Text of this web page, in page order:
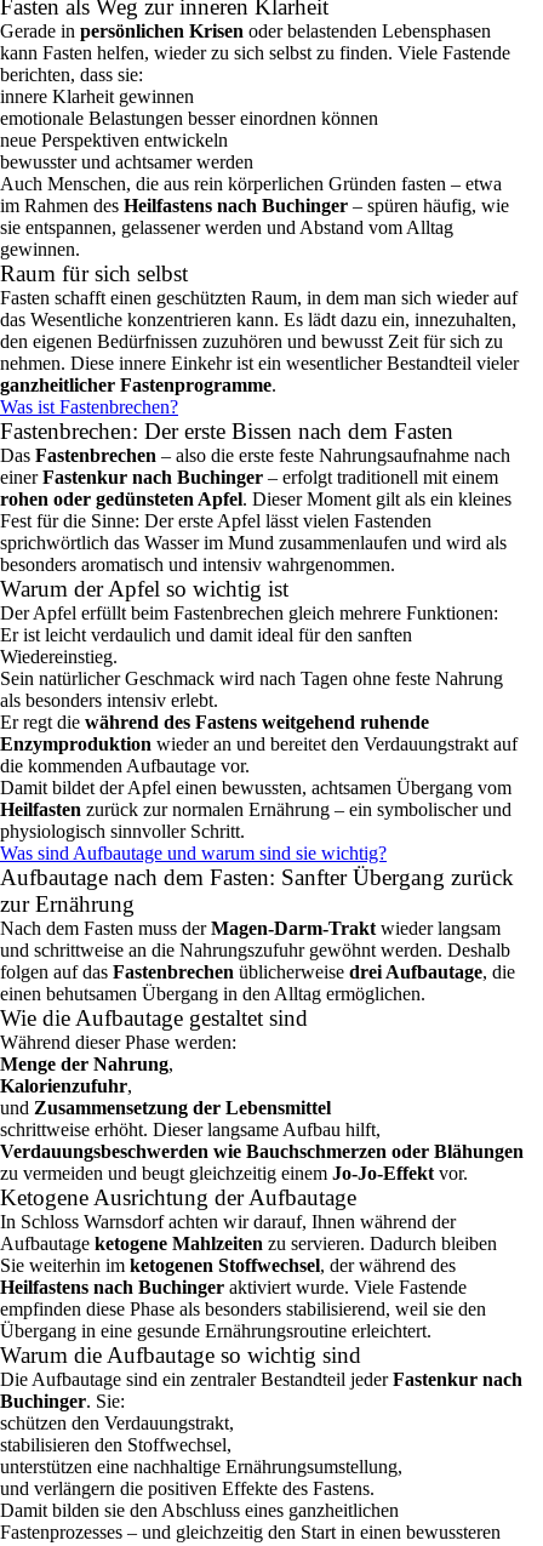
Fasten als Weg zur inneren Klarheit
Gerade in persönlichen Krisen oder belastenden Lebensphasen
kann Fasten helfen, wieder zu sich selbst zu finden. Viele Fastende
berichten, dass sie:
innere Klarheit gewinnen
emotionale Belastungen besser einordnen können
neue Perspektiven entwickeln
bewusster und achtsamer werden
Auch Menschen, die aus rein körperlichen Gründen fasten – etwa
im Rahmen des Heilfastens nach Buchinger – spüren häufig, wie
sie entspannen, gelassener werden und Abstand vom Alltag
gewinnen.
Raum für sich selbst
Fasten schafft einen geschützten Raum, in dem man sich wieder auf
das Wesentliche konzentrieren kann. Es lädt dazu ein, innezuhalten,
den eigenen Bedürfnissen zuzuhören und bewusst Zeit für sich zu
nehmen. Diese innere Einkehr ist ein wesentlicher Bestandteil vieler
ganzheitlicher Fastenprogramme.
Was ist Fastenbrechen?
Fastenbrechen: Der erste Bissen nach dem Fasten
Das Fastenbrechen – also die erste feste Nahrungsaufnahme nach
einerFastenkur nach Buchinger – erfolgt traditionell mit einem
rohen oder gedünsteten Apfel. Dieser Moment gilt als ein kleines
Fest für die Sinne: Der erste Apfel lässt vielen Fastenden
sprichwörtlich das Wasser im Mund zusammenlaufen und wird als
besonders aromatisch und intensiv wahrgenommen.
Warum der Apfel so wichtig ist
Der Apfel erfüllt beim Fastenbrechen gleich mehrere Funktionen:
Er ist leicht verdaulich und damit ideal für den sanften
Wiedereinstieg.
Sein natürlicher Geschmack wird nach Tagen ohne feste Nahrung
als besonders intensiv erlebt.
Er regt die während des Fastens weitgehend ruhende
Enzymproduktion wieder an und bereitet den Verdauungstrakt auf
die kommenden Aufbautage vor.
Damit bildet der Apfel einen bewussten, achtsamen Übergang vom
Heilfasten zurück zur normalen Ernährung – ein symbolischer und
physiologisch sinnvoller Schritt.
Was sind Aufbautage und warum sind sie wichtig?
Aufbautage nach dem Fasten: Sanfter Übergang zurück
zur Ernährung
Nach dem Fasten muss derMagen‑Darm‑Trakt wieder langsam
und schrittweise an die Nahrungszufuhr gewöhnt werden. Deshalb
folgen auf das Fastenbrechen üblicherweise drei Aufbautage, die
einen behutsamen Übergang in den Alltag ermöglichen.
Wie die Aufbautage gestaltet sind
Während dieser Phase werden:
Menge der Nahrung,
Kalorienzufuhr,
und Zusammensetzung der Lebensmittel
schrittweise erhöht. Dieser langsame Aufbau hilft,
Verdauungsbeschwerden wie Bauchschmerzen oder Blähungen
zu vermeiden und beugt gleichzeitig einem Jo‑Jo‑Effekt vor.
Ketogene Ausrichtung der Aufbautage
In Schloss Warnsdorf achten wir darauf, Ihnen während der
Aufbautage ketogene Mahlzeiten zu servieren. Dadurch bleiben
Sie weiterhin im ketogenen Stoffwechsel, der während des
Heilfastens nach Buchinger aktiviert wurde. Viele Fastende
empfinden diese Phase als besonders stabilisierend, weil sie den
Übergang in eine gesunde Ernährungsroutine erleichtert.
Warum die Aufbautage so wichtig sind
Die Aufbautage sind ein zentraler Bestandteil jederFastenkur nach
Buchinger. Sie:
schützen den Verdauungstrakt,
stabilisieren den Stoffwechsel,
unterstützen eine nachhaltige Ernährungsumstellung,
und verlängern die positiven Effekte des Fastens.
Damit bilden sie den Abschluss eines ganzheitlichen
Fastenprozesses – und gleichzeitig den Start in einen bewussteren